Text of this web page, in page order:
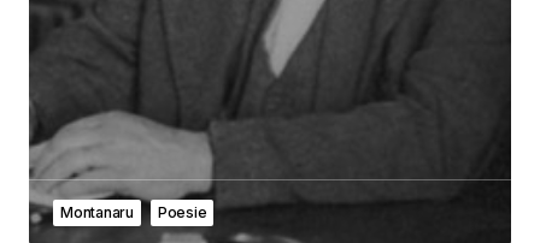
Montanaru Poesie